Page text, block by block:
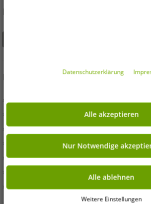
DU FINDEST UNS AUCH AUF
INFORMATIONEN
» Unternehmen
» Ihre Vorteile
» Originalware und Auszeichnungen
» Presse
» AGB
» Datenschutz
» Impressum-o46
Daten­schutz­erklärung
Alle akzeptieren
Nur Notwendige
Alle ablehnen
Weitere Einstellungen